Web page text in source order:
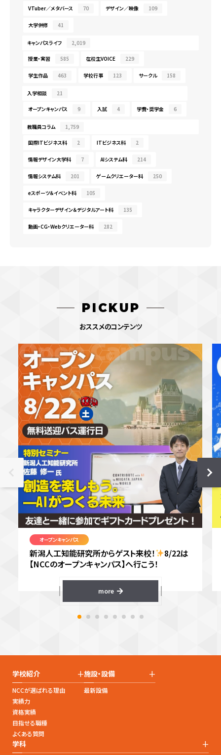
VTuber／メタバース 70 デザイン／映像 109
大学併修 41
キャンパスライフ 2,019
授業・実習 585 在校生VOICE 229
学生作品 463 学校行事 123 サークル 158
入学相談 21
オープンキャンパス 9 入試 4 学費・奨学金 6
教職員コラム 1,759
国際ITビジネス科 2 ITビジネス科 2
情報デザイン大学科 7 AIシステム科 214
情報システム科 201 ゲームクリエーター科 250
eスポーツ＆イベント科 105
キャラクターデザイン＆デジタルアート科 135
動画・CG・Webクリエーター科 282
PICKUP
おススメのコンテンツ
オープンキャンパス
新潟人工知能研究所からゲスト来校！
8/22は
【NCCのオープンキャンパス】へ行こう！
more
学校紹介 +
NCCが選ばれる理由
実績力
資格実績
目指せる職種
よくある質問
施設・設備 +
最新設備
学科 +